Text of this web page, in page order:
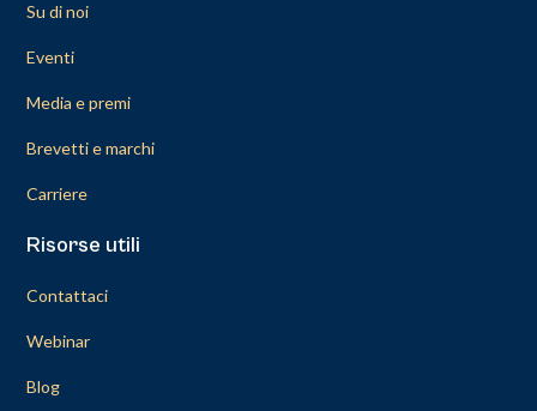
Su di noi
Eventi
Media e premi
Brevetti e marchi
Carriere
Risorse utili
Contattaci
Webinar
Blog